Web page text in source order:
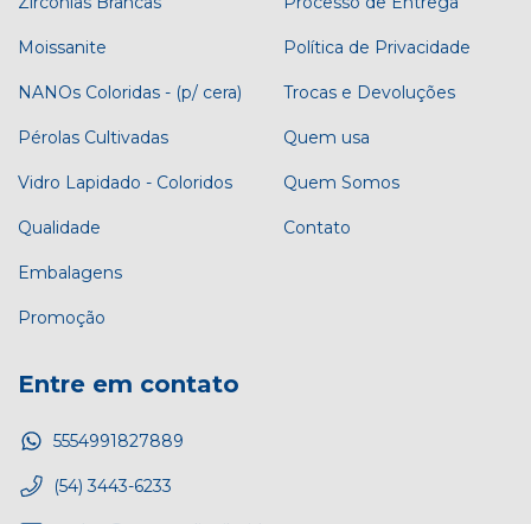
Moissanite
NANOs Coloridas - (p/ cera)
Pérolas Cultivadas
Vidro Lapidado - Coloridos
Qualidade
Embalagens
Promoção
Política de Privacidade
Trocas e Devoluções
Quem usa
Quem Somos
Contato
Entre em contato
5554991827889
(54) 3443-6233